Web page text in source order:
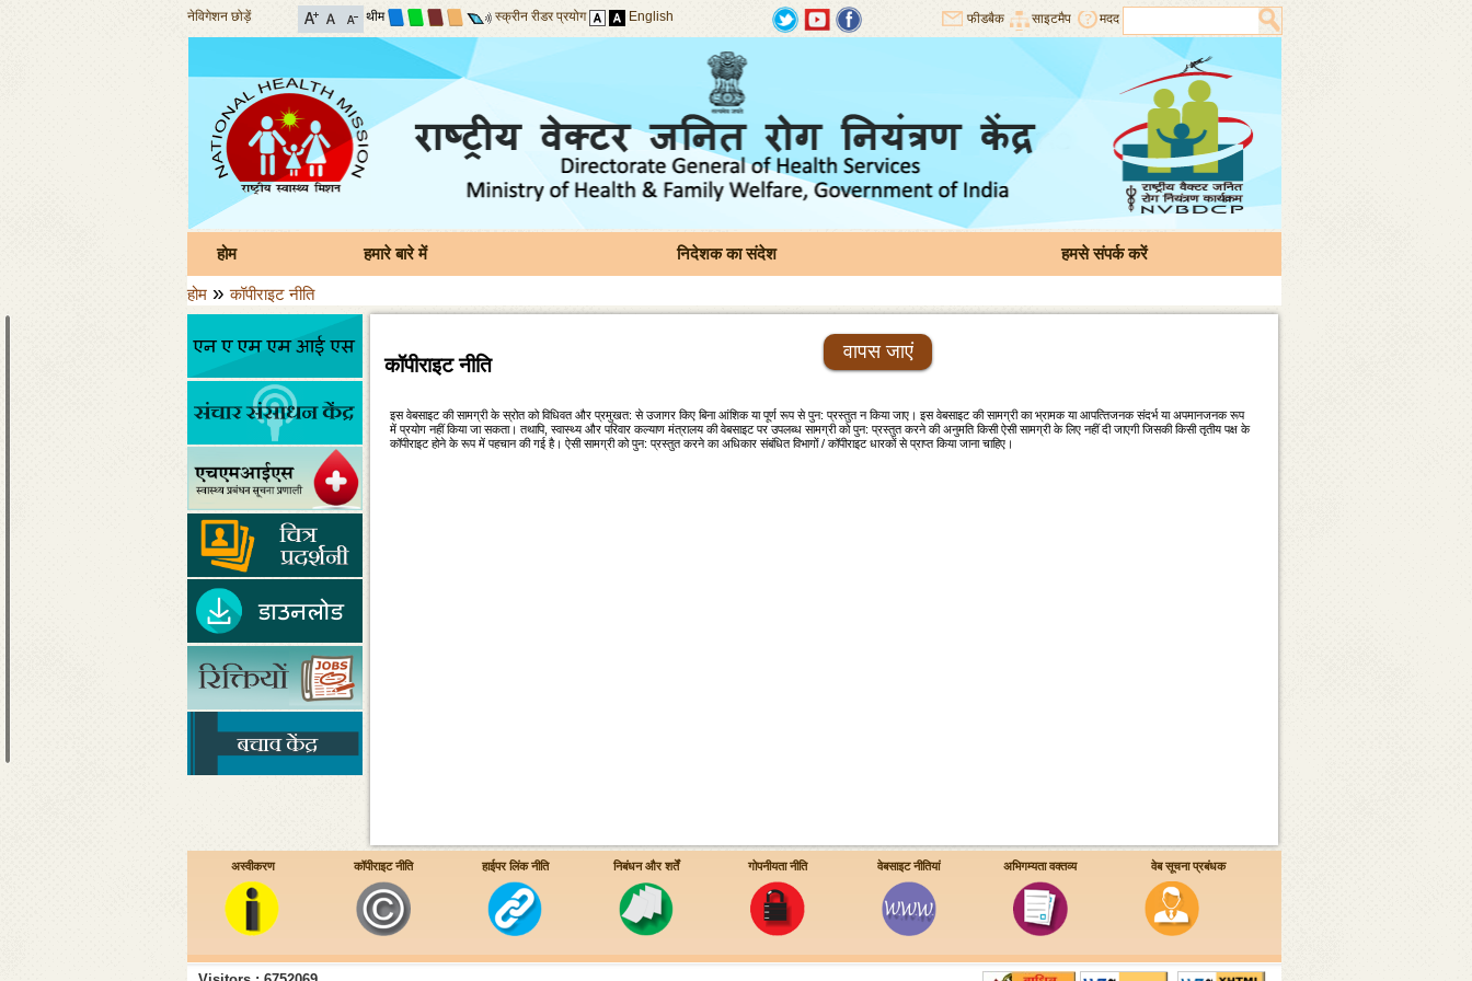
नेविगेशन छोड़ें थीम स्क्रीन रीडर प्रयोग English फीडबैक साइटमैप मदद
होम हमारे बारे में निदेशक का संदेश हमसे संपर्क करें
होम»कॉपीराइट नीति
कॉपीराइट नीति
वापस जाएं
इस वेबसाइट की सामग्री के स्रोत को विधिवत और प्रमुखत: से उजागर किए बिना आंशिक या पूर्ण रूप से पुन: प्रस्‍तुत न किया जाए। इस वेबसाइट की सामग्री का भ्रामक या आपत्‍तिजनक संदर्भ या अपमानजनक रूप
में प्रयोग नहीं किया जा सकता। तथापि, स्‍वास्‍थ्‍य और परिवार कल्‍याण मंत्रालय की वेबसाइट पर उपलब्‍ध सामग्री को पुन: प्रस्‍तुत करने की अनुमति किसी ऐसी सामग्री के लिए नहीं दी जाएगी जिसकी किसी तृतीय पक्ष के
कॉपीराइट होने के रूप में पहचान की गई है। ऐसी सामग्री को पुन: प्रस्‍तुत करने का अधिकार संबंधित विभागों / कॉपीराइट धारकों से प्राप्‍त किया जाना चाहिए।
अस्वीकरण कॉपीराइट नीति हाईपर लिंक नीति निबंधन और शर्तें गोपनीयता नीति वेबसाइट नीतियां अभिगम्यता वक्तव्य वेब सूचना प्रबंधक